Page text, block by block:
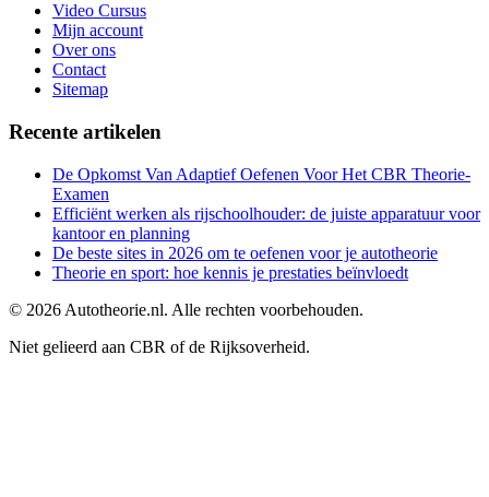
Video Cursus
Mijn account
Over ons
Contact
Sitemap
Recente artikelen
De Opkomst Van Adaptief Oefenen Voor Het CBR Theorie-
Examen
Efficiënt werken als rijschoolhouder: de juiste apparatuur voor
kantoor en planning
De beste sites in 2026 om te oefenen voor je autotheorie
Theorie en sport: hoe kennis je prestaties beïnvloedt
© 2026 Autotheorie.nl. Alle rechten voorbehouden.
Niet gelieerd aan CBR of de Rijksoverheid.